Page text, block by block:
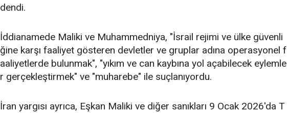
dendi.
İddianamede Maliki ve Muhammedniya, "İsrail rejimi ve ülke güvenli
ğine karşı faaliyet gösteren devletler ve gruplar adına operasyonel f
aaliyetlerde bulunmak", "yıkım ve can kaybına yol açabilecek eylemle
r gerçekleştirmek" ve "muharebe" ile suçlanıyordu.
İran yargısı ayrıca, Eşkan Maliki ve diğer sanıkları 9 Ocak 2026'da T